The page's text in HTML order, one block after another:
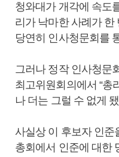
청와대가 개각에 속도
리가 낙마한 사례가 한
당연히 인사청문회를
그러나 정작 인사청문
최고위원회의에서 “총
나 더는 그럴 수 없게
사실상 이 후보자 인준
총회에서 인준에 대한